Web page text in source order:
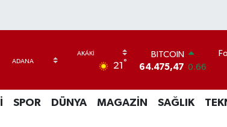
21 °
BITCOIN
64.475,47 0.66
47,5971 0.05
EURO
SPOR DÜNYA MAGAZİN SAĞLIK